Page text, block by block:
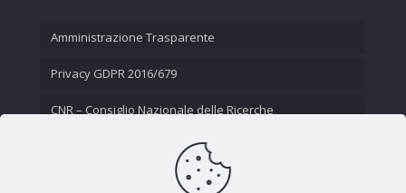
Amministrazione Trasparente
Privacy GDPR 2016/679
CNR – Consiglio Nazionale delle Ricerche